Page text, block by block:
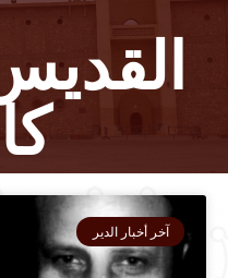
آخر أخبار الدير